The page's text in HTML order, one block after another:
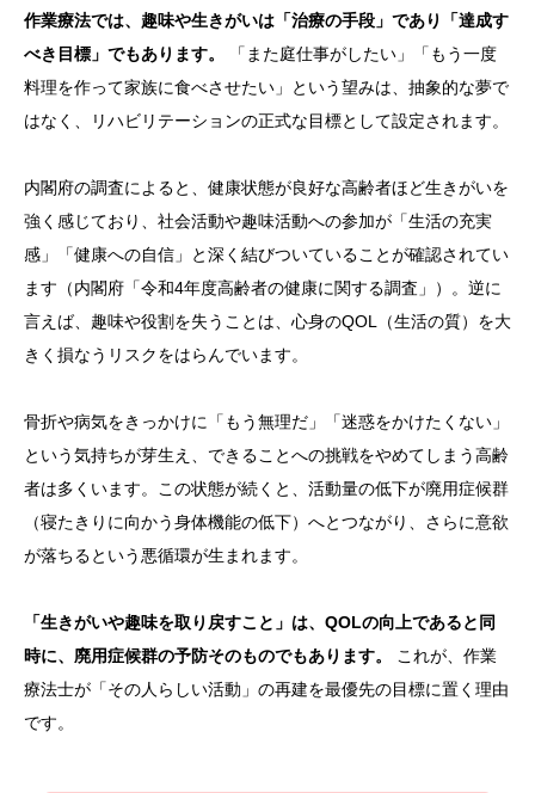
作業療法では、趣味や生きがいは「治療の手段」であり「達成す
べき目標」でもあります。
「また庭仕事がしたい」「もう一度
料理を作って家族に食べさせたい」という望みは、抽象的な夢で
はなく、リハビリテーションの正式な目標として設定されます。
内閣府の調査によると、健康状態が良好な高齢者ほど生きがいを
強く感じており、社会活動や趣味活動への参加が「生活の充実
感」「健康への自信」と深く結びついていることが確認されてい
ます（内閣府「令和4年度高齢者の健康に関する調査」）。逆に
言えば、趣味や役割を失うことは、心身のQOL（生活の質）を大
きく損なうリスクをはらんでいます。
骨折や病気をきっかけに「もう無理だ」「迷惑をかけたくない」
という気持ちが芽生え、できることへの挑戦をやめてしまう高齢
者は多くいます。この状態が続くと、活動量の低下が廃用症候群
（寝たきりに向かう身体機能の低下）へとつながり、さらに意欲
が落ちるという悪循環が生まれます。
「生きがいや趣味を取り戻すこと」は、QOLの向上であると同
時に、廃用症候群の予防そのものでもあります。
これが、作業
療法士が「その人らしい活動」の再建を最優先の目標に置く理由
です。